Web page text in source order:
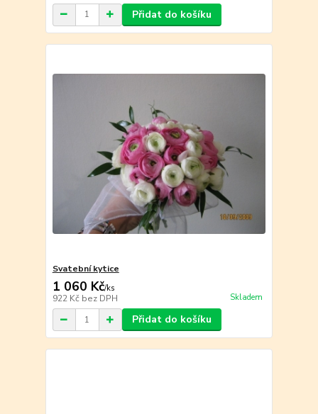
Přidat do košíku
Svatební kytice
1 060 Kč/ks
922 Kč bez DPH Skladem
Přidat do košíku